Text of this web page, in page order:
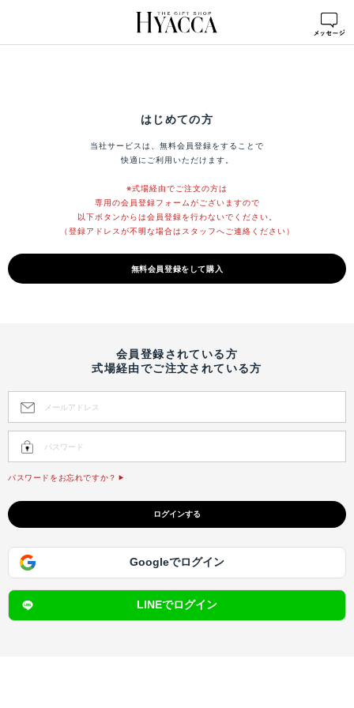
はじめての方
当社サービスは、無料会員登録をすることで
快適にご利用いただけます。
※式場経由でご注文の方は
専用の会員登録フォームがございますので
以下ボタンからは会員登録を行わないでください。
（登録アドレスが不明な場合はスタッフへご連絡ください）
無料会員登録をして購入
会員登録されている方
式場経由でご注文されている方
パスワードをお忘れですか？
Googleでログイン
LINEでログイン